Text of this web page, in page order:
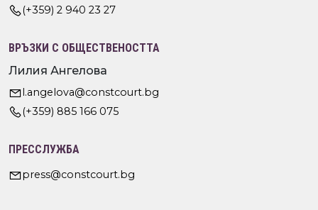
(+359) 2 940 23 27
ВРЪЗКИ С ОБЩЕСТВЕНОСТТА
Лилия Ангелова
l.angelova@constcourt.bg
(+359) 885 166 075
ПРЕССЛУЖБА
press@constcourt.bg